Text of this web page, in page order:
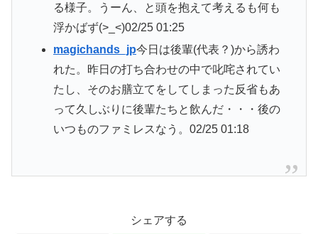
る様子。うーん、と頭を抱えて考えるも何も
浮かばず(>_<)02/25 01:25
magichands_jp今日は後輩(代表？)から誘わ
れた。昨日の打ち合わせの中で叱咤されてい
たし、そのお膳立てをしてしまった反省もあ
って久しぶりに後輩たちと飲んだ・・・後の
いつものファミレスなう。 02/25 01:18
シェアする